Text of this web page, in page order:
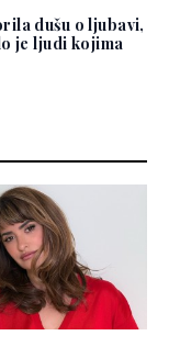
dušu o ljubavi,
je ljudi kojima